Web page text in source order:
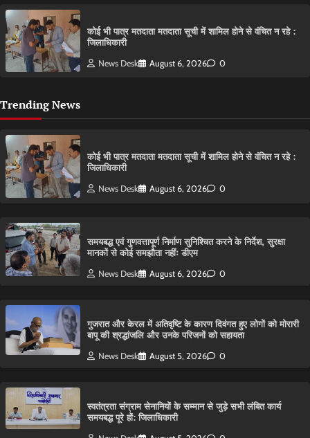
कोई भी पात्र मतदाता मतदाता सूची में शामिल होने से वंचित न रहे :
जिलाधिकारी
News Desk August 6, 2026 0
Trending News
कोई भी पात्र मतदाता मतदाता सूची में शामिल होने से वंचित न रहे :
जिलाधिकारी
News Desk August 6, 2026 0
समयबद्ध एवं गुणवत्तापूर्ण निर्माण सुनिश्चित करने के निर्देश, सुरक्षा
मानकों से कोई समझौता नहींः डीएम
News Desk August 6, 2026 0
गुजरात और केरल में अतिवृष्टि के कारण दिवंगत हुए लोगों को मोरारी
बापू की श्रद्धांजलि और उनके परिजनों को सहायता
News Desk August 5, 2026 0
स्वतंत्रता संग्राम सेनानियों के सम्मान से जुड़े सभी लंबित कार्य
समयबद्ध पूरे हों: जिलाधिकारी